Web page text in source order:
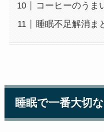
コーヒーのうま
睡眠不足解消ま
睡眠で一番大切